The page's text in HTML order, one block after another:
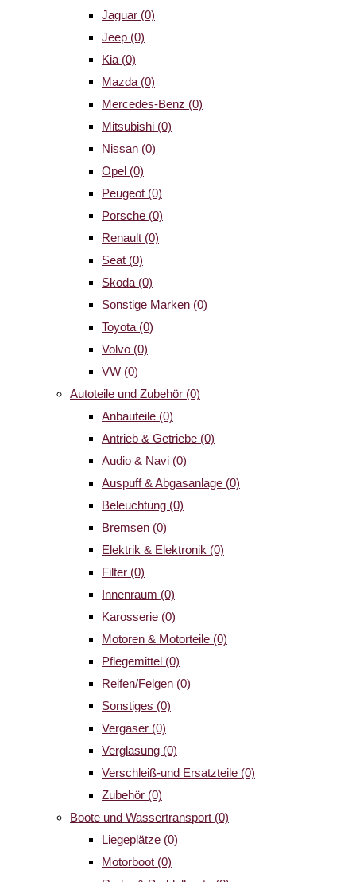
Jaguar (0)
Jeep (0)
Kia (0)
Mazda (0)
Mercedes-Benz (0)
Mitsubishi (0)
Nissan (0)
Opel (0)
Peugeot (0)
Porsche (0)
Renault (0)
Seat (0)
Skoda (0)
Sonstige Marken (0)
Toyota (0)
Volvo (0)
VW (0)
Autoteile und Zubehör (0)
Anbauteile (0)
Antrieb & Getriebe (0)
Audio & Navi (0)
Auspuff & Abgasanlage (0)
Beleuchtung (0)
Bremsen (0)
Elektrik & Elektronik (0)
Filter (0)
Innenraum (0)
Karosserie (0)
Motoren & Motorteile (0)
Pflegemittel (0)
Reifen/Felgen (0)
Sonstiges (0)
Vergaser (0)
Verglasung (0)
Verschleiß-und Ersatzteile (0)
Zubehör (0)
Boote und Wassertransport (0)
Liegeplätze (0)
Motorboot (0)